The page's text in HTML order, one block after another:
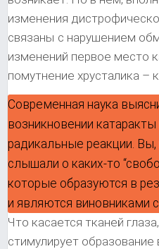
изменения
связаны с нарушением
изменений первое место
помутнение хрусталика –
Современная наука
возникновении
радикальные реакции.
слышали о каких-то
которые образуются в
и являются виновниками
Что касается тканей
стимулирует